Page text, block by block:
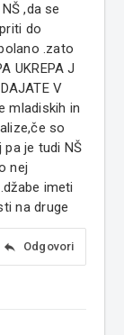
,da se
do
.zato
UKREPA J
V
mladiskih in
so
je tudi NŠ
nej
imeti
na druge
reply Odgovori